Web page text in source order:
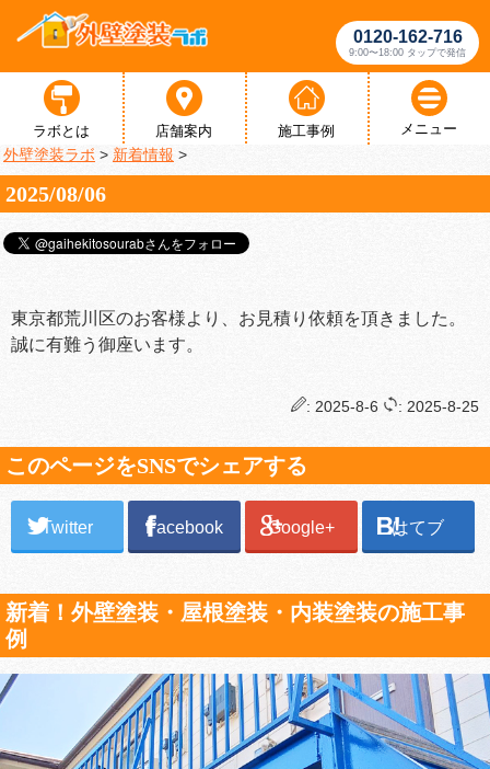
0120-162-716
9:00〜18:00 タップで発信
ラボとは 店舗案内 施工事例 メニュー
外壁塗装ラボ > 新着情報 >
2025/08/06
東京都荒川区のお客様より、お見積り依頼を頂きました。
誠に有難う御座います。
: 2025-8-6 : 2025-8-25
このページをSNSでシェアする
Twitter Facebook Google+ はてブ
新着！外壁塗装・屋根塗装・内装塗装の施工事
例